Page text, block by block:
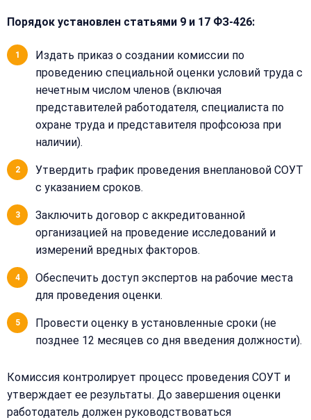
Закрыть
меню
Порядок установлен статьями 9 и 17 ФЗ-426:
Издать приказ о создании комиссии по
проведению специальной оценки условий труда с
нечетным числом членов (включая
представителей работодателя, специалиста по
охране труда и представителя профсоюза при
наличии).
Утвердить график проведения внеплановой СОУТ
с указанием сроков.
Заключить договор с аккредитованной
организацией на проведение исследований и
измерений вредных факторов.
Обеспечить доступ экспертов на рабочие места
для проведения оценки.
Провести оценку в установленные сроки (не
позднее 12 месяцев со дня введения должности).
Комиссия контролирует процесс проведения СОУТ и
утверждает ее результаты. До завершения оценки
работодатель должен руководствоваться
Написать
нам
Сообщение:
Бесплатная
Оставьте
имя
телефон
—
перезвоним
рассчитаем
стоимость
Имя:
Телефон: